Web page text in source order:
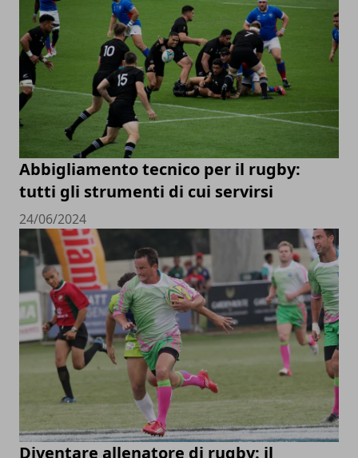
Abbigliamento tecnico per il rugby:
tutti gli strumenti di cui servirsi
24/06/2024
Diventare allenatore di rugby: il